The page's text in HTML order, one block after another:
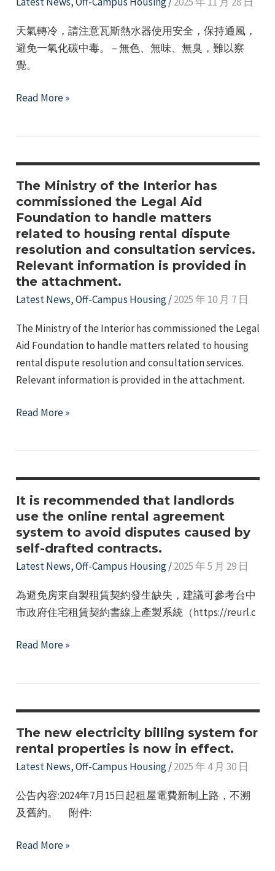
~
天氣轉冷，請注意瓦斯熱水器使用安全，保持通風，
避免一氧化碳中毒。 – 無色、無味、無臭，難以察
覺。
Campus
Preventing
Carbon
Monoxide
Poisoning
Read More »
The Ministry of the Interior has
commissioned the Legal Aid
Foundation to handle matters
related to housing rental dispute
resolution and consultation services.
Relevant information is provided in
the attachment.
Latest News,Off-Campus Housing/2025 年 10 月 7 日
The Ministry of the Interior has commissioned the Legal
Aid Foundation to handle matters related to housing
rental dispute resolution and consultation services.
Relevant information is provided in the attachment.
The
Interior
has
commissioned
the
Legal
Aid
to
handle
related
housing
resolution
and
consultation
services.
Relevant
is
Read More »
It is recommended that landlords
use the online rental agreement
system to avoid disputes caused by
self-drafted contracts.
Latest News,Off-Campus Housing/2025 年 5 月 29 日
為避免房東自製租賃契約發生缺失，建議可參考台中
市政府住宅租賃契約書線上產製系統（https://reurl.c
It
landlords
use
the
online
agreement
system
avoid
Read More »
The new electricity billing system for
rental properties is now in effect.
Latest News,Off-Campus Housing/2025 年 4 月 30 日
公告內容:2024年7月15日起租屋電費新制上路，不溯
及舊約。 附件:
The
Read More »